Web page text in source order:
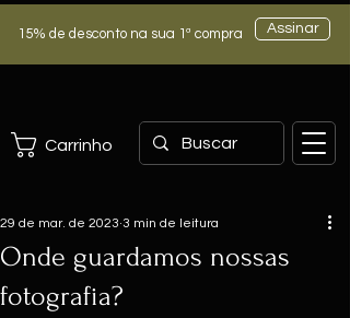
15% de desconto na sua 1ª compra Assinar
Carrinho
Onde guardamos nossas
fotografia?
29 de mar. de 2023 3 min de leitura